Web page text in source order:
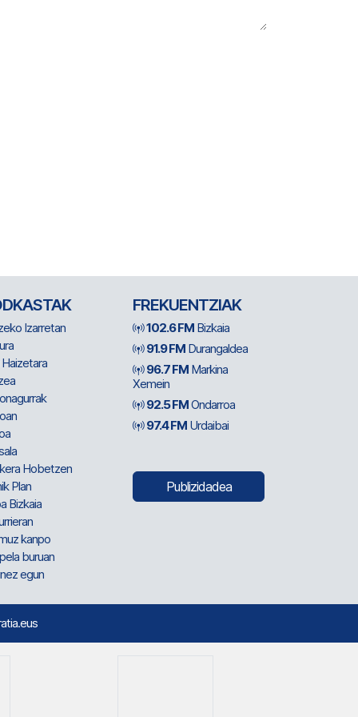
Izarretan
Hobetzen
Plan
Bizkaia
kanpo
buruan
egun
FREKUENTZIAK
102.6 FM Bizkaia
91.9 FM Durangaldea
96.7 FM Markina
Xemein
92.5 FMOndarroa
97.4 FM Urdaibai
Publizidadea